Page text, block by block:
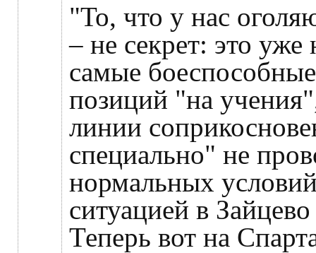
"То, что у нас
– не секрет: это уже
самые
позиций "на
линии
специально" не
нормальных
ситуацией в
Теперь вот на